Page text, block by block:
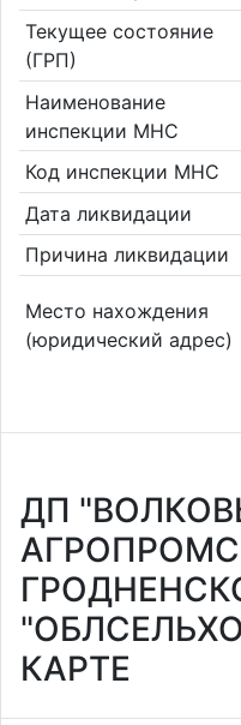
Текущее состояние
(ГРП)
Наименование
инспекции МНС
Код инспекции МНС
Дата ликвидации
Причина ликвидации
Место нахождения
(юридический адрес)
ДП
КАРТЕ